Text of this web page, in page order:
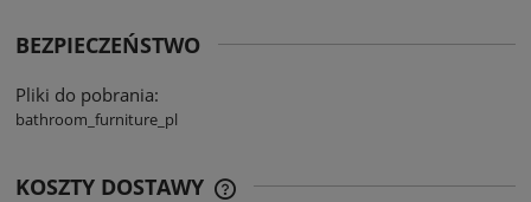
BEZPIECZEŃSTWO
Pliki do pobrania:
bathroom_furniture_pl
KOSZTY DOSTAWY